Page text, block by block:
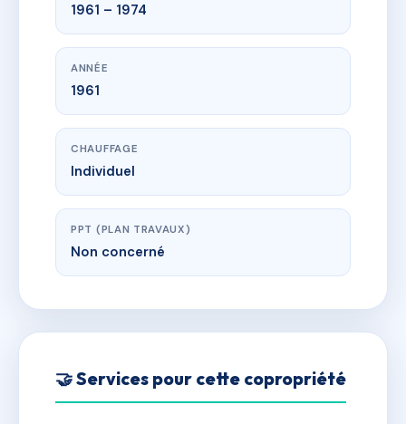
1961 – 1974
ANNÉE
1961
CHAUFFAGE
Individuel
PPT (PLAN TRAVAUX)
Non concerné
🤝 Services pour cette copropriété